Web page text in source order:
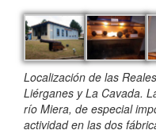
Localización de las
Liérganes y La Cavada.
río Miera, de especial
actividad en las dos